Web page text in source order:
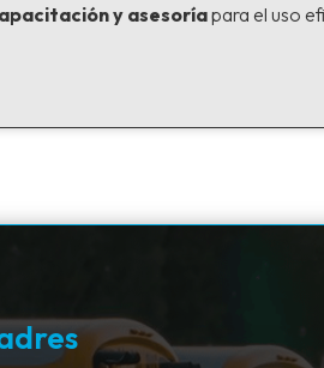
y asesoríapara el uso